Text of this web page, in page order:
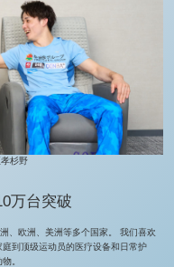
杉野
万台突破
、欧洲、美洲等多个国家。 我们喜欢
到顶级运动员的医疗设备和日常护
。